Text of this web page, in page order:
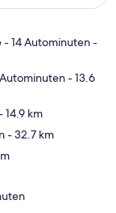
- 14 Autominuten-
- 13.6
14.9 km
- 32.7 km